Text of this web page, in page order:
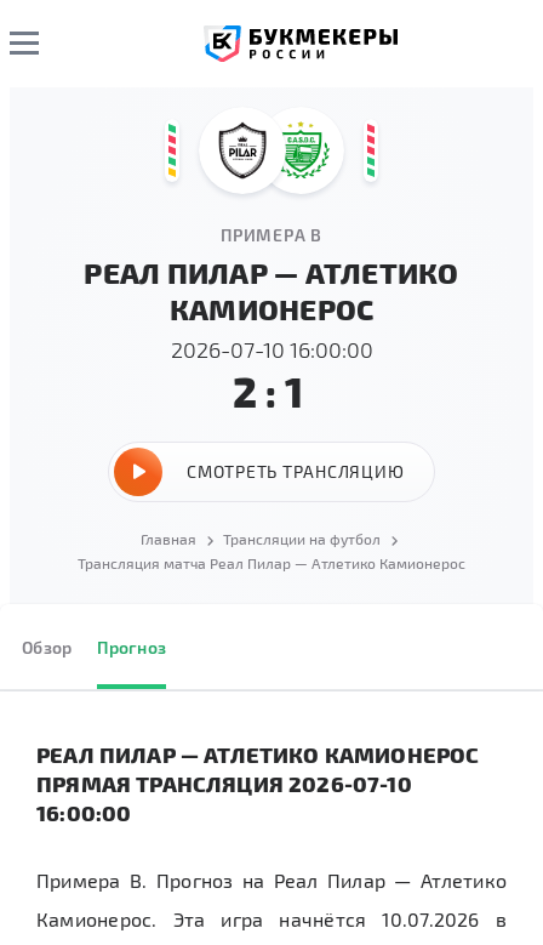
ПРИМЕРА B
РЕАЛ ПИЛАР — АТЛЕТИКО
КАМИОНЕРОС
2026-07-10 16:00:00
2:1
СМОТРЕТЬ ТРАНСЛЯЦИЮ
Главная
Трансляции на футбол
Трансляция матча Реал Пилар — Атлетико Камионерос
Обзор Прогноз
РЕАЛ ПИЛАР — АТЛЕТИКО КАМИОНЕРОС
ПРЯМАЯ ТРАНСЛЯЦИЯ 2026-07-10
16:00:00
Примера B. Прогноз на Реал Пилар — Атлетико
Камионерос. Эта игра начнётся 10.07.2026 в